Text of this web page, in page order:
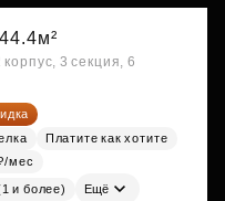
44.4м²
3 секция, 6
Платите как хотите
мес
и более) Ещё